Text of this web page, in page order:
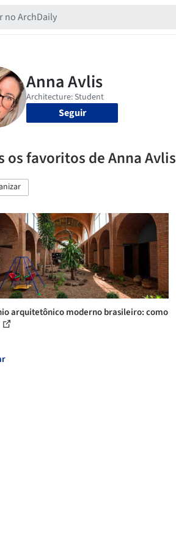
Seguir
os favoritos de Anna Avlis
arquitetônico moderno brasileiro: como